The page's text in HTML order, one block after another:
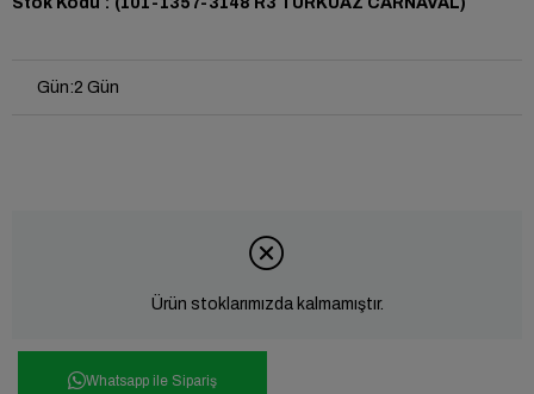
Gün:2 Gün
Ürün stoklarımızda kalmamıştır.
Whatsapp ile Sipariş